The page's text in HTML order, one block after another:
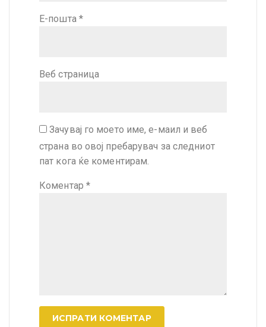
Е-пошта *
Веб страница
Зачувај го моето име, е-маил и веб
страна во овој пребарувач за следниот
пат кога ќе коментирам.
Коментар *